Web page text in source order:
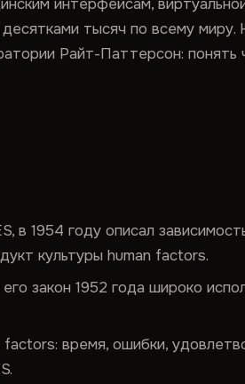
интерфейсам,
тысяч по всему миру.
Райт-Паттерсон: понять
в 1954 году описал
культуры human factors.
закон 1952 года широко
время, ошибки,